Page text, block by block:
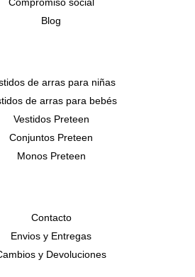
Blog
de arras para niñas
de arras para bebés
Vestidos Preteen
Conjuntos Preteen
Monos Preteen
Contacto
Envios y Entregas
y Devoluciones